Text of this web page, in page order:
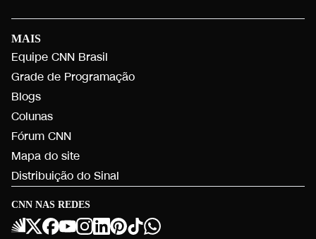
CNN NAS REDES
MAIS
Equipe CNN Brasil
Grade de Programação
Blogs
Colunas
Fórum CNN
Mapa do site
Distribuição do Sinal